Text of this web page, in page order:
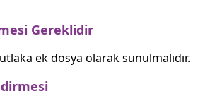
Gereklidir
ek dosya olarak sunulmalıdır.